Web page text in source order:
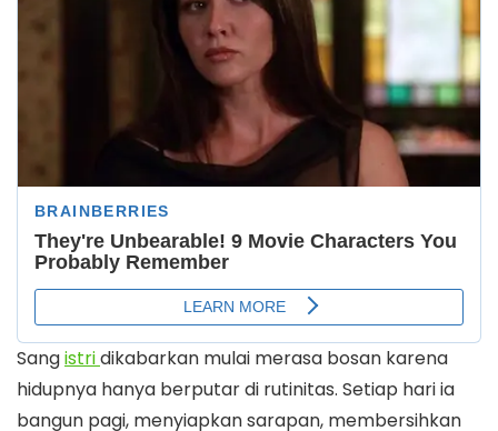
Sangistridikabarkan mulai merasa bosan karena
hidupnya hanya berputar di rutinitas. Setiap hari ia
bangun pagi, menyiapkan sarapan, membersihkan